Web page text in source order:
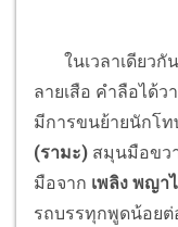
ในเวลาเดียวกั
ลายเสือ คำลือได้
มีการขนย้ายนักโ
(รามะ) สมุนมือขว
มือจาก เพลิง พญา
รถบรรทุกพูดน้อย